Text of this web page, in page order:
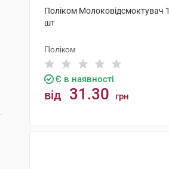
Поліком Молоковідсмоктувач 1
шт
Поліком
Є в наявності
від 31.30 грн